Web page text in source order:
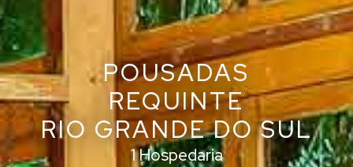
POUSADAS
REQUINTE
RIO GRANDE DO SUL
1 Hospedaria